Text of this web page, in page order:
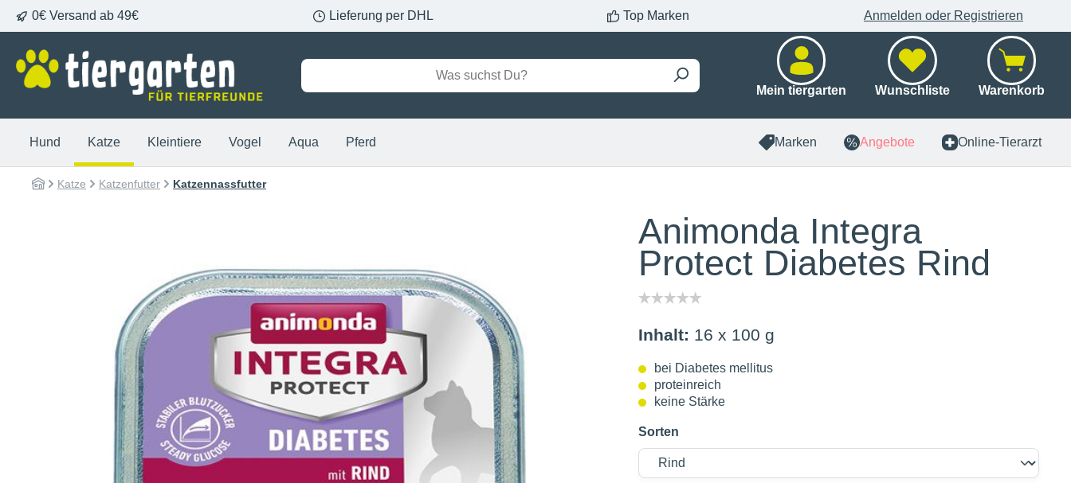
Zur Hauptnavigation springen
0€ Versand ab 49€ Lieferung per DHL Top Marken Anmelden oder Registrieren
Mein tiergarten Wunschliste Warenkorb
Hund Katze Kleintiere Vogel Aqua Pferd Marken Angebote Online-Tierarzt
Katze Katzenfutter Katzennassfutter
Animonda Integra
Protect Diabetes Rind
Inhalt: 16 x 100 g
bei Diabetes mellitus
proteinreich
keine Stärke
Sorten